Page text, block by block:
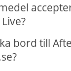
bord till